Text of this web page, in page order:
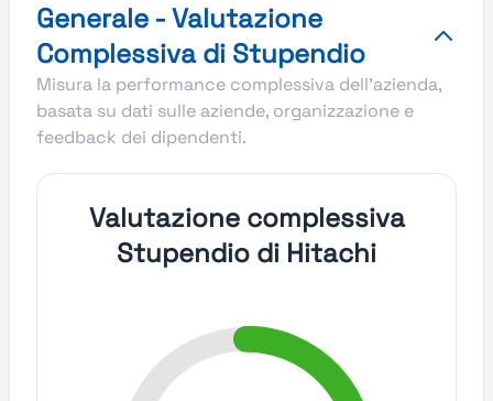
Generale - Valutazione
Complessiva di Stupendio
Misura la performance complessiva dell'azienda,
basata su dati sulle aziende, organizzazione e
feedback dei dipendenti.
Valutazione complessiva
Stupendio di Hitachi